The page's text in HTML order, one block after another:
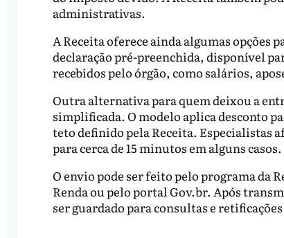
administrativas.
A Receita oferece ainda algumas opções
declaração pré-preenchida, disponível
recebidos pelo órgão, como salários,
Outra alternativa para quem deixou a
simplificada. O modelo aplica desconto
teto definido pela Receita. Especialistas
para cerca de 15 minutos em alguns casos.
O envio pode ser feito pelo programa da
Renda ou pelo portal Gov.br. Após
ser guardado para consultas e